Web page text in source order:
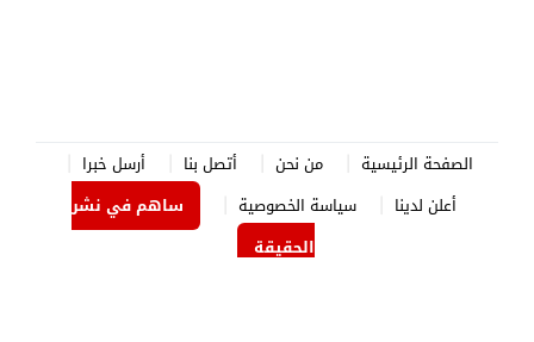
الصفحة الرئيسية من نحن أتصل بنا
أرسل خبرا
أعلن لدينا
سياسة الخصوصية
ساهم في نشر
الحقيقة